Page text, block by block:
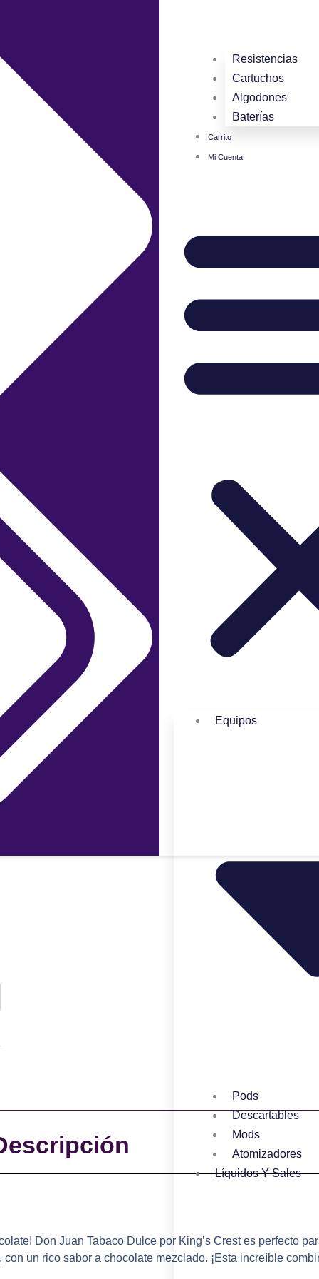
Resistencias
Cartuchos
Algodones
Baterías
Carrito
Mi Cuenta
Equipos
Pods
Descartables
Mods
Atomizadores
Líquidos Y Sales
Don Juan Tabaco Dulce por King’s Crest es perfecto
un rico sabor a chocolate mezclado. ¡Esta increíble